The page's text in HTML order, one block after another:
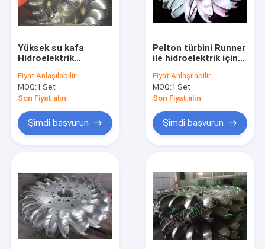
Francis Hidro Türbin
Turgo Hidro Türbin
S tipi türbin
Francis türbini Runner
Flanşlı Gate Valve
Flanşlı Küre Valf
Yüksek su kafa
Hidroelektrik
paslanmaz çelik su
Pelton türbin koşucu
Fiyat:Anlaşılabilir
MOQ:1 Set
Son Fiyat alın
Şimdi başvurun
Pelton türbini Runner
ile hidroelektrik için
ekipman 500kw -
20MW
Fiyat:Anlaşılabilir
MOQ:1 Set
Son Fiyat alın
Şimdi başvurun